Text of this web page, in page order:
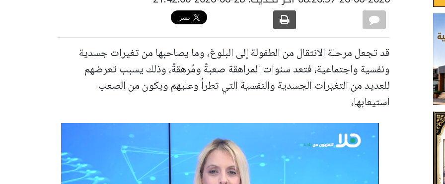
قد تجعل مرحلة الانتقال من الطفولة إلى البلوغ، وما يصاحبها من تغيرات جسدية
ونفسية واجتماعية، فتعد سنوات المراهقة صعبةً ومُرهقةً، وذلك يسبب تعرضهم
للعديد من التغيرات الجسدية والنفسية التي تطرأ وعليهم ويكون من الصعب
استيعابها،